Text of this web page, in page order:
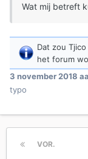
Wat mij betreft
Dat zou
het forum
3 november 2018
typo
VOR.